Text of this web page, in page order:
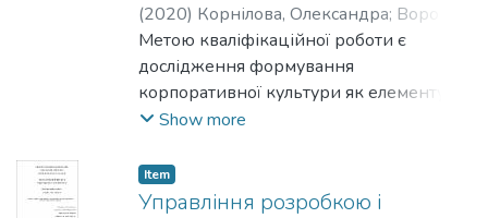
(2020) Корнілова, Олександра; Воропай,
Ольга
Метою кваліфікаційної роботи є
дослідження формування
корпоративної культури як елементу
стратегічного управління на прикладі
перевірка відповідності поточної
корпоративної культури АЙСЕКа в
Show more
Item
Управління розробкою і